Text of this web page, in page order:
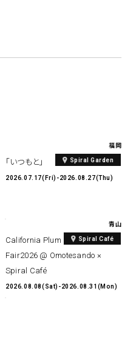
福岡
Spiral Garden
「いつもと」
2026.07.17(Fri)-2026.08.27(Thu)
青山
Spiral Café
California Plum & Nectarine
Fair2026 @ Omotesando ×
Spiral Café
2026.08.08(Sat)-2026.08.31(Mon)